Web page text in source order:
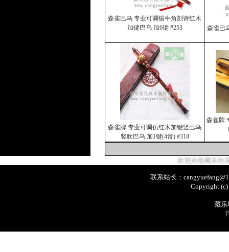
森雀巴乌 专业可调镶牛角刻诗红木
加键巴乌 加6键 #253
森雀巴
森雀牌 专业可调仿红木加键竖巴乌
竖吹巴乌 加1键(4音) #318
森雀牌
欢迎光临藏乐坊乐器&
联系站长：
Copyright
藏